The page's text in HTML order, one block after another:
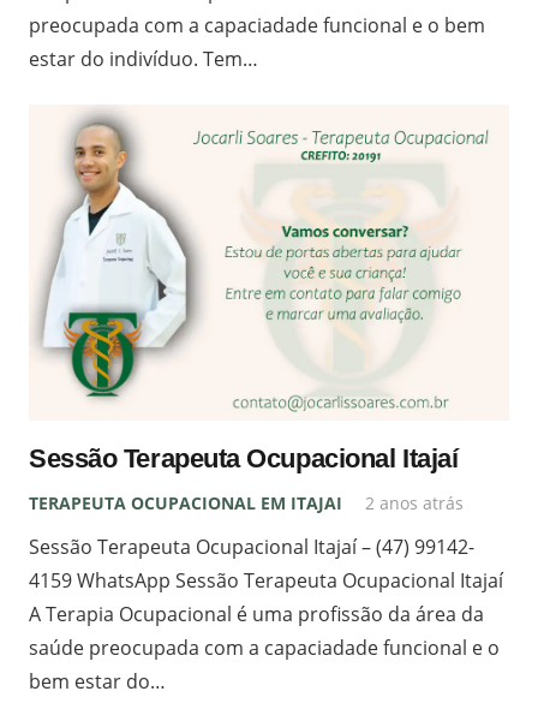
preocupada com a capaciadade funcional e o bem
estar do indivíduo. Tem…
Sessão Terapeuta Ocupacional Itajaí
TERAPEUTA OCUPACIONAL EM ITAJAI 2 anos atrás
Sessão Terapeuta Ocupacional Itajaí – (47) 99142-
4159 WhatsApp Sessão Terapeuta Ocupacional Itajaí
A Terapia Ocupacional é uma profissão da área da
saúde preocupada com a capaciadade funcional e o
bem estar do…